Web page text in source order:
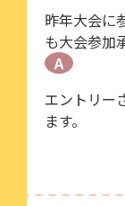
昨年大会に
も大会参加
A
エントリー
ます。